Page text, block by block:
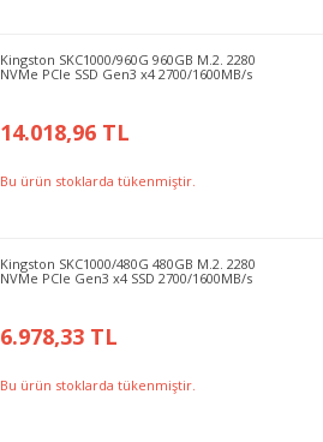
Kingston SKC1000/960G 960GB M.2. 2280
NVMe PCIe SSD Gen3 x4 2700/1600MB/s
14.018,96 TL
Bu ürün stoklarda tükenmiştir.
Kingston SKC1000/480G 480GB M.2. 2280
NVMe PCIe Gen3 x4 SSD 2700/1600MB/s
6.978,33 TL
Bu ürün stoklarda tükenmiştir.